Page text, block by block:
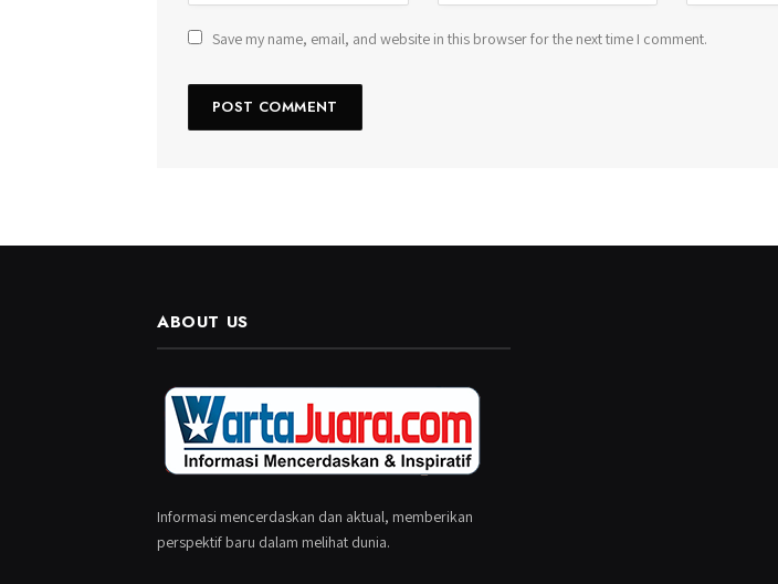
Save my name, email, and website in this browser for the next time I comment.
ABOUT US
Informasi mencerdaskan dan aktual, memberikan
perspektif baru dalam melihat dunia.